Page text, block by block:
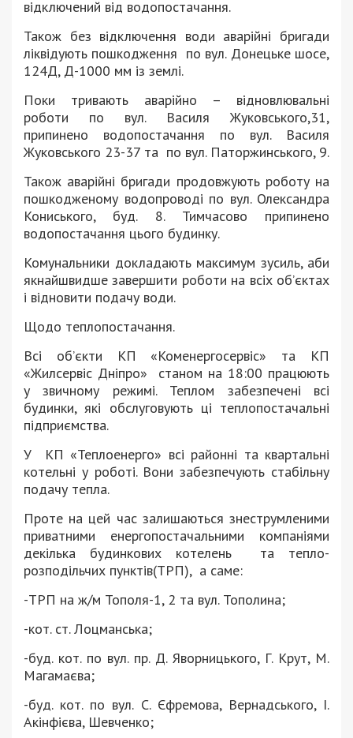
відключений від водопостачання.
Також без відключення води аварійні бригади
ліквідують пошкодження по вул. Донецьке шосе,
124Д, Д-1000 мм із землі.
Поки тривають аварійно – відновлювальні
роботи по вул. Василя Жуковського,31,
припинено водопостачання по вул. Василя
Жуковського 23-37 та по вул. Паторжинського, 9.
Також аварійні бригади продовжують роботу на
пошкодженому водопроводі по вул. Олександра
Кониського, буд. 8. Тимчасово припинено
водопостачання цього будинку.
Комунальники докладають максимум зусиль, аби
якнайшвидше завершити роботи на всіх об’єктах
і відновити подачу води.
Щодо теплопостачання.
Всі об’єкти КП «Коменергосервіс» та КП
«Жилсервіс Дніпро»
станом на 18:00 працюють
у звичному режимі. Теплом забезпечені всі
будинки, які обслуговують ці теплопостачальні
підприємства.
У
КП «Теплоенерго» всі районні та квартальні
котельні у роботі. Вони забезпечують стабільну
подачу тепла.
Проте на цей час залишаються знеструмленими
приватними енергопостачальними компаніями
декілька будинкових котелень
та тепло-
розподільчих пунктів(ТРП), а саме:
-ТРП на ж/м Тополя-1, 2 та вул. Тополина;
-кот. ст. Лоцманська;
-буд. кот. по вул. пр. Д. Яворницького, Г. Крут, М.
Магамаєва;
-буд. кот. по вул. С. Єфремова, Вернадського, І.
Акінфієва, Шевченко;